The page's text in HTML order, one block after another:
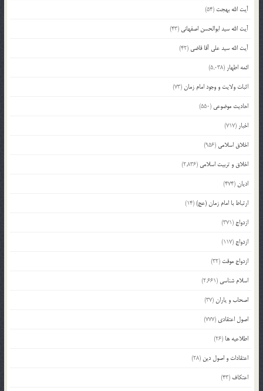
آیت الله بهجت (54)
آیت الله سید ابوالحسن اصفهانی (43)
آیت الله سید علی آقا قاضی (42)
ائمه اطهار (5,038)
اثبات ولایت و وجود امام زمان(73)
احادیث موضوعی (550)
اخبار (717)
اخلاق اسلامی (956)
اخلاق و تربیت اسلامی (2,836)
ادیان(474)
ارتباط با امام زمان (عج)(14)
ازدواج (371)
ازدواج (117)
ازدواج موقت (32)
اسلام شناسی (2,661)
اصحاب و یاران(37)
اصول اعتقادی (777)
اطلاعیه ها (26)
اعتقادات و اصول دین (28)
اعتکاف (43)